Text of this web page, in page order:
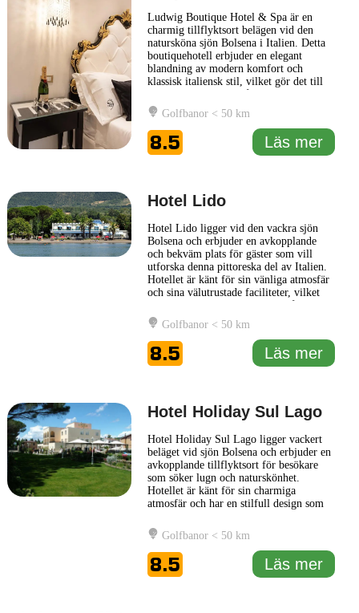
Ludwig Boutique Hotel & Spa är en
charmig tillflyktsort belägen vid den
natursköna sjön Bolsena i Italien. Detta
boutiquehotell erbjuder en elegant
blandning av modern komfort och
klassisk italiensk stil, vilket gör det till
inspiration. Hotellet är känt för sin
intima atmosfär och personliga service,
vilket ger gästerna en personlig och
minnesvärd upplevelse. Rummen... Läs
mer
Golfbanor < 50 km
8.5 Läs mer
Hotel Lido
Hotel Lido ligger vid den vackra sjön
Bolsena och erbjuder en avkopplande
och bekväm plats för gäster som vill
utforska denna pittoreska del av Italien.
Hotellet är känt för sin vänliga atmosfär
och sina välutrustade faciliteter, vilket
semesterfirare och affärsresenärer. På
Hotel Lido kan gästerna njuta av en
mängd olika bekvämligheter, inklusive
en inbjudande
... Läs mer
Golfbanor < 50 km
8.5 Läs mer
Hotel Holiday Sul Lago
Hotel Holiday Sul Lago ligger vackert
beläget vid sjön Bolsena och erbjuder en
avkopplande tillflyktsort för besökare
som söker lugn och naturskönhet.
Hotellet är känt för sin charmiga
atmosfär och har en stilfull design som
naturen. Gästerna kan njuta av den
fantastiska utsikten över sjön och de
gröna omgivningarna från hotellets
bekväma rum, som är varsamt inredda
för... Läs mer
Golfbanor < 50 km
8.5 Läs mer